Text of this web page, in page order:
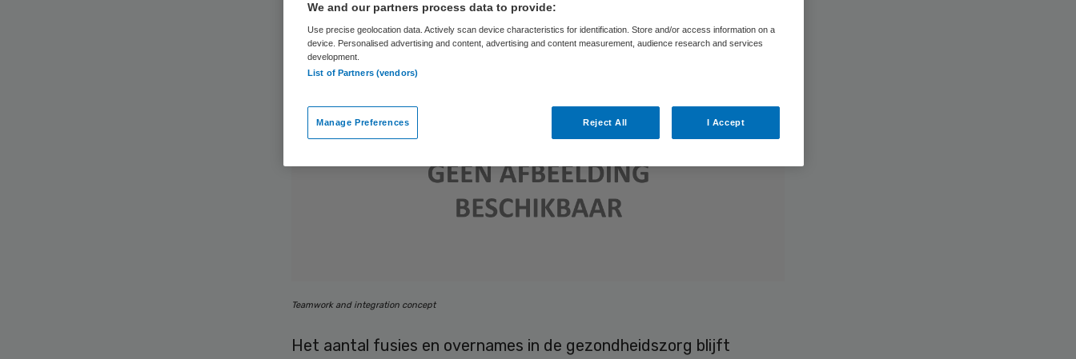
Teamwork and integration concept
Het aantal fusies en overnames in de gezondheidszorg blijft
We and our partners process data to provide:
Use precise geolocation data. Actively scan device characteristics for identification. Store and/or access information on a
device. Personalised advertising and content, advertising and content measurement, audience research and services
development.
List of Partners (vendors)
Manage Preferences Reject All I Accept